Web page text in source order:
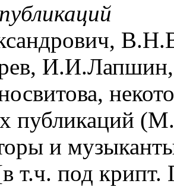
публикаций
и
т.ч. под